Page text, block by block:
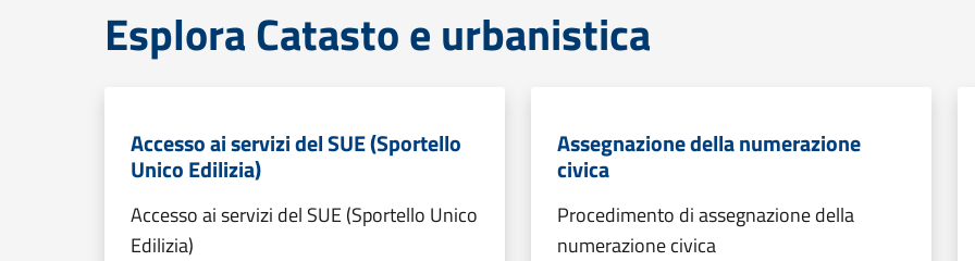
Esplora Catasto e urbanistica
Accesso ai servizi del SUE (Sportello
Unico Edilizia)
Accesso ai servizi del SUE (Sportello Unico
Edilizia)
Assegnazione della numerazione
civica
Procedimento di assegnazione della
numerazione civica